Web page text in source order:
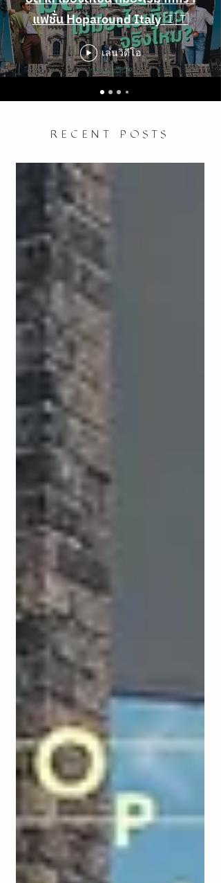
แฟชั่น Hoparound Italy 🇮🇹
เล่นวิดีโอ
RECENT POSTS